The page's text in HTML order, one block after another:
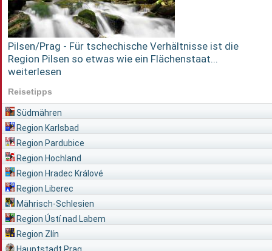
Pilsen/Prag - Für tschechische Verhältnisse ist die
Region Pilsen so etwas wie ein Flächenstaat...
weiterlesen
Reisetipps
Südmähren
Region Karlsbad
Region Pardubice
Region Hochland
Region Hradec Králové
Region Liberec
Mährisch-Schlesien
Region Ústí nad Labem
Region Zlín